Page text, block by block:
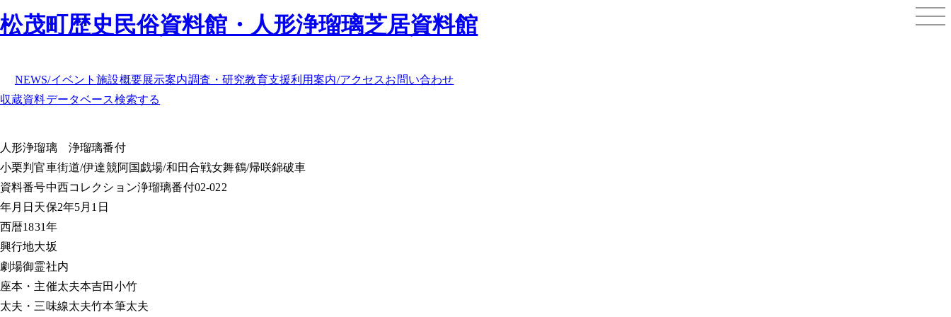
松茂町歴史民俗資料館・人形浄瑠璃芝居資料館
NEWS/イベント施設概要展示案内調査・研究教育支援利用案内/アクセスお問い合わせ
収蔵資料データベース検索する
人形浄瑠璃浄瑠璃番付
小栗判官車街道/伊達競阿国戯場/和田合戦女舞鶴/帰咲錦破車
資料番号中西コレクション浄瑠璃番付02-022
年月日 天保2年5月1日
西暦1831年
興行地大坂
劇場御霊社内
座本・主催太夫本吉田小竹
太夫・三味線太夫竹本筆太夫